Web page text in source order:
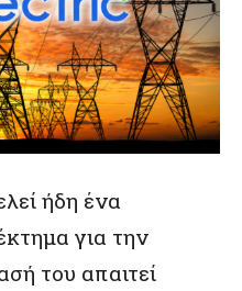
ήδη ένα
για την
του απαιτεί